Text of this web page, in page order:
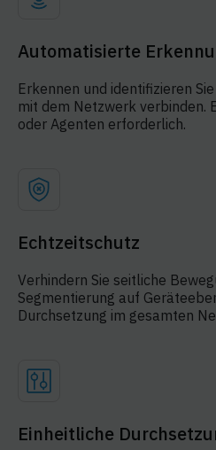
Automatisierte
Erkennen und identifizieren
mit dem Netzwerk verbinden.
oder Agenten erforderlich.
Echtzeitschutz
Verhindern Sie seitliche
Segmentierung auf
Durchsetzung im gesamten
Einheitliche